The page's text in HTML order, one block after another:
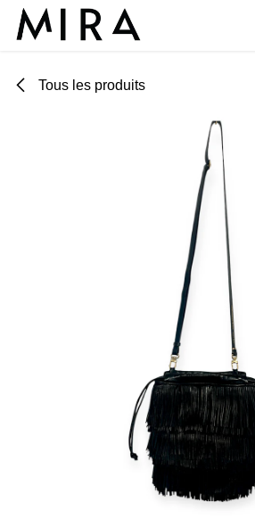
Se rendre au contenu
Tous les produits